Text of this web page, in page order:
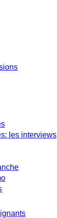
les interviews